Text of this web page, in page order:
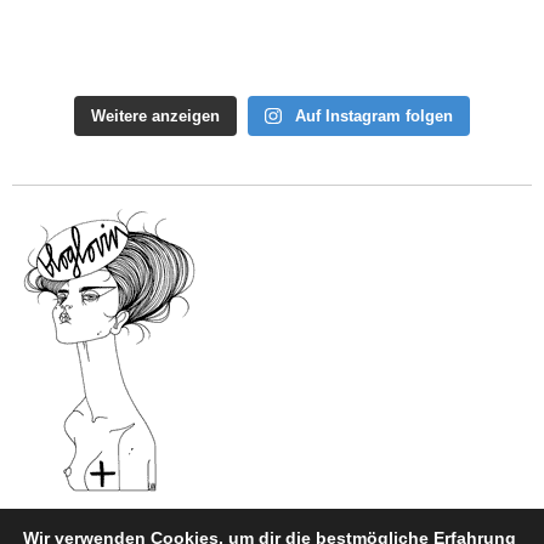
Weitere anzeigen Auf Instagram folgen
Wir verwenden Cookies, um dir die bestmögliche Erfahrung